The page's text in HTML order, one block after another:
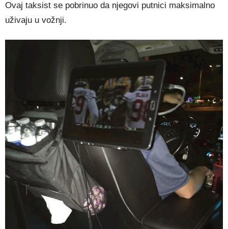
Ovaj taksist se pobrinuo da njegovi putnici maksimalno
uživaju u vožnji.